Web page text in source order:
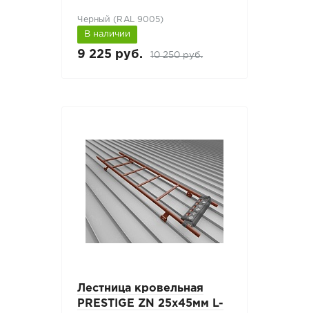
Черный (RAL 9005)
В наличии
9 225 руб. 10 250 руб.
Лестница кровельная
PRESTIGE ZN 25x45мм L-